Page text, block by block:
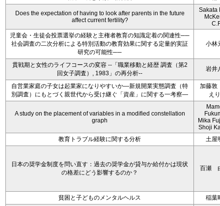
Does the expectation of having to look after parents in the future
affect current fertility?
Sakata
児童会・生徒会投票選挙の経験と主権者教育の知識定着の関連性──
社会調査の二次分析による特別活動の教育効果に関する定量的実証
研究の可能性──
小林
貫戦期と女性のライフコースの変容 --「職業移動と経歴 調査（第2
回女子調査）, 1983」の再分析--
岩井
自営業家庭の子女は起業家になりやすいか―新規開業実態調査（特
別調査）にもとづく親世代から受け継ぐ「資産」に関する一考察―
加藤敦
え
A study on the placement of variables in a modified constellation
graph
Mika
Shoji
教育トラブル経験に関する分析
土屋
日本の奨学金制度を問い直す：過去の奨学金が貸与か給付かは現状
の格差にどう影響するのか？
百瀬
貧困と子どものメンタルヘルス 稲葉